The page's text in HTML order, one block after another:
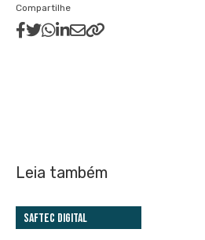
Compartilhe
Leia também
Saftec Digital